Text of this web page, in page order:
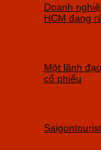
Doanh
HCM đang
Một lãnh
cổ phiếu